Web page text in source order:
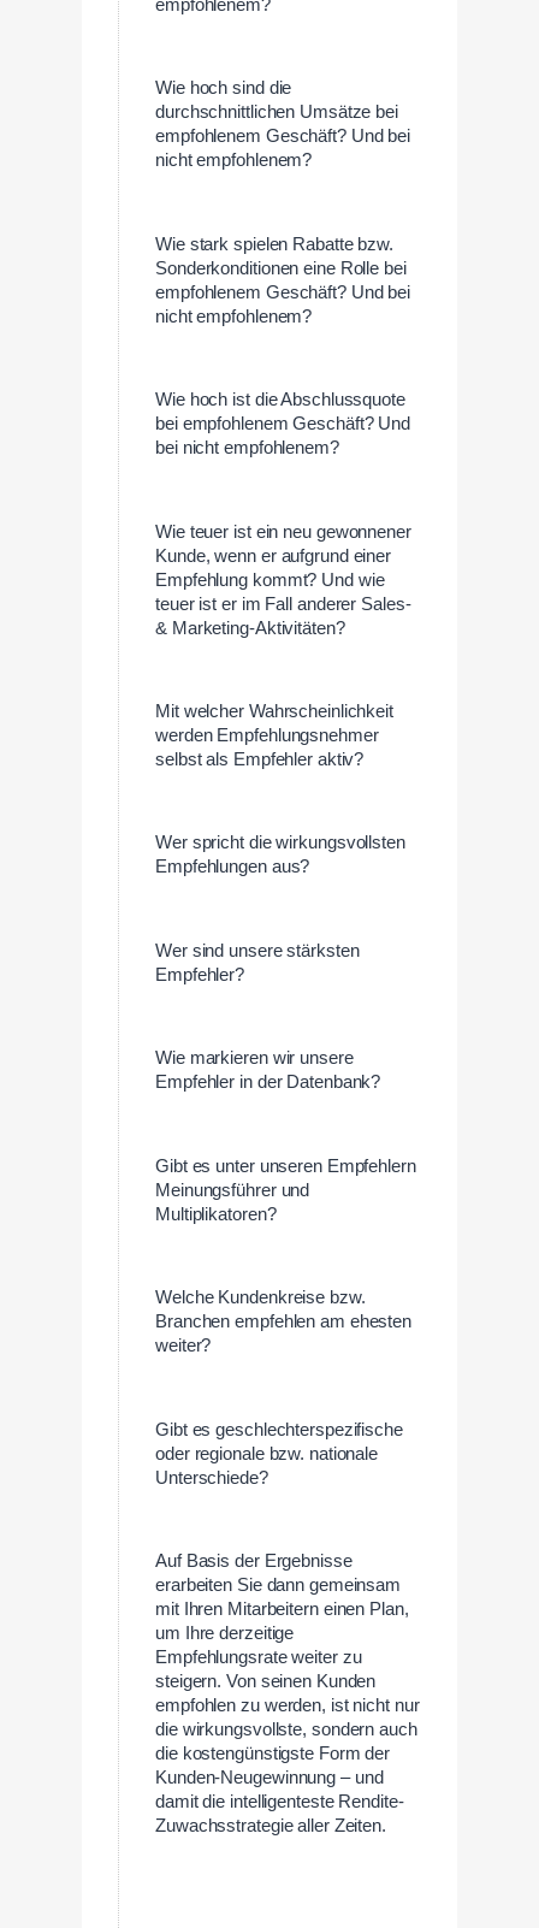
empfohlenem?
Wie hoch sind die
durchschnittlichen Umsätze bei
empfohlenem Geschäft? Und bei
nicht empfohlenem?
Wie stark spielen Rabatte bzw.
Sonderkonditionen eine Rolle bei
empfohlenem Geschäft? Und bei
nicht empfohlenem?
Wie hoch ist die Abschlussquote
bei empfohlenem Geschäft? Und
bei nicht empfohlenem?
Wie teuer ist ein neu gewonnener
Kunde, wenn er aufgrund einer
Empfehlung kommt? Und wie
teuer ist er im Fall anderer Sales-
& Marketing-Aktivitäten?
Mit welcher Wahrscheinlichkeit
werden Empfehlungsnehmer
selbst als Empfehler aktiv?
Wer spricht die wirkungsvollsten
Empfehlungen aus?
Wer sind unsere stärksten
Empfehler?
Wie markieren wir unsere
Empfehler in der Datenbank?
Gibt es unter unseren Empfehlern
Meinungsführer und
Multiplikatoren?
Welche Kundenkreise bzw.
Branchen empfehlen am ehesten
weiter?
Gibt es geschlechterspezifische
oder regionale bzw. nationale
Unterschiede?
Auf Basis der Ergebnisse
erarbeiten Sie dann gemeinsam
mit Ihren Mitarbeitern einen Plan,
um Ihre derzeitige
Empfehlungsrate weiter zu
steigern. Von seinen Kunden
empfohlen zu werden, ist nicht nur
die wirkungsvollste, sondern auch
die kostengünstigste Form der
Kunden-Neugewinnung – und
damit die intelligenteste Rendite-
Zuwachsstrategie aller Zeiten.